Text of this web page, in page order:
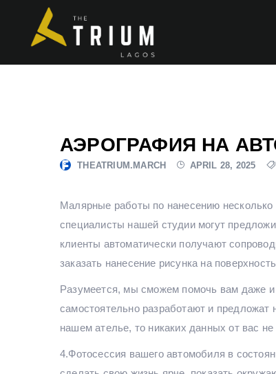
АЭРОГРАФИЯ НА
THEATRIUM.MARCH APRIL 28, 2025
Малярные работы по нанесению
специалисты нашей студии могут
клиенты автоматически получают
заказать нанесение рисунка на
Разумеется, мы сможем помочь вам даже и
самостоятельно разработают и
нашем ателье, то никаких данных от вас
4.Фотосессия вашего автомобиля в